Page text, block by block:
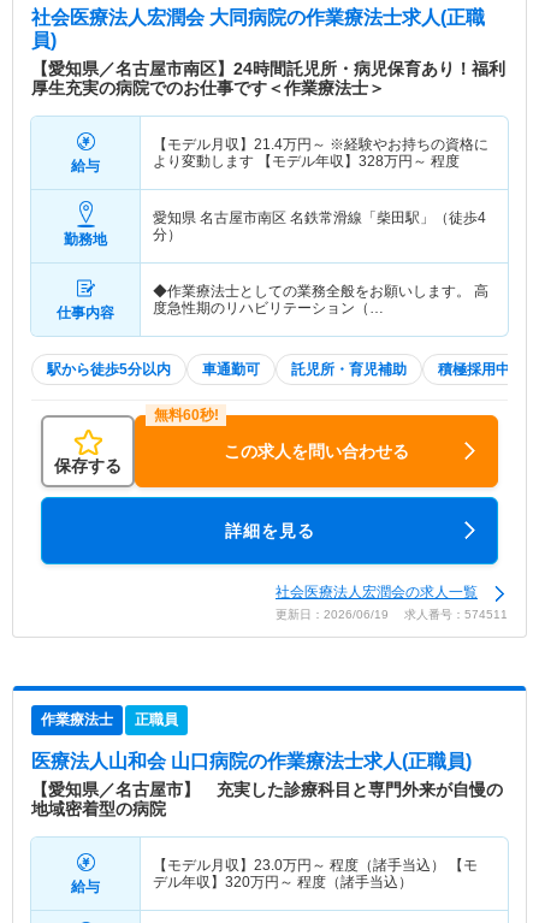
社会医療法人宏潤会 大同病院の作業療法士求人(正職
員)
【愛知県／名古屋市南区】24時間託児所・病児保育あり！福利
厚生充実の病院でのお仕事です＜作業療法士＞
給与
【モデル月収】 21.4万円～ ※経験やお持ちの資格に
より変動します 【モデル年収】 328万円～ 程度
勤務地
愛知県 名古屋市南区 名鉄常滑線「柴田駅」（徒歩4
分）
仕事内容
◆作業療法士としての業務全般をお願いします。 高
度急性期のリハビリテーション（…
駅から徒歩5分以内 車通勤可 託児所・育児補助 積極採用中
保存する
この求人を問い合わせる
詳細を見る
社会医療法人宏潤会の求人一覧
更新日：2026/06/19 求人番号：574511
作業療法士 正職員
医療法人山和会 山口病院の作業療法士求人(正職員)
【愛知県／名古屋市】 充実した診療科目と専門外来が自慢の
地域密着型の病院
給与
【モデル月収】 23.0万円～ 程度（諸手当込） 【モ
デル年収】 320万円～ 程度（諸手当込）